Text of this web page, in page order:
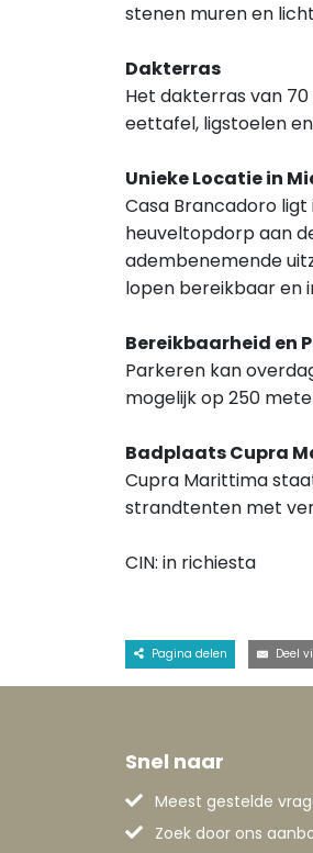
stenen muren en
Dakterras
Het dakterras van
eettafel, ligstoelen
Unieke Locatie in
Casa Brancadoro
heuveltopdorp aan
adembenemende
lopen bereikbaar en
Bereikbaarheid en
Parkeren kan
mogelijk op 250
Badplaats Cupra
Cupra Marittima
strandtenten met
CIN: in richiesta
Pagina delen Deel
Snel naar
Meest gestelde
Zoek door ons